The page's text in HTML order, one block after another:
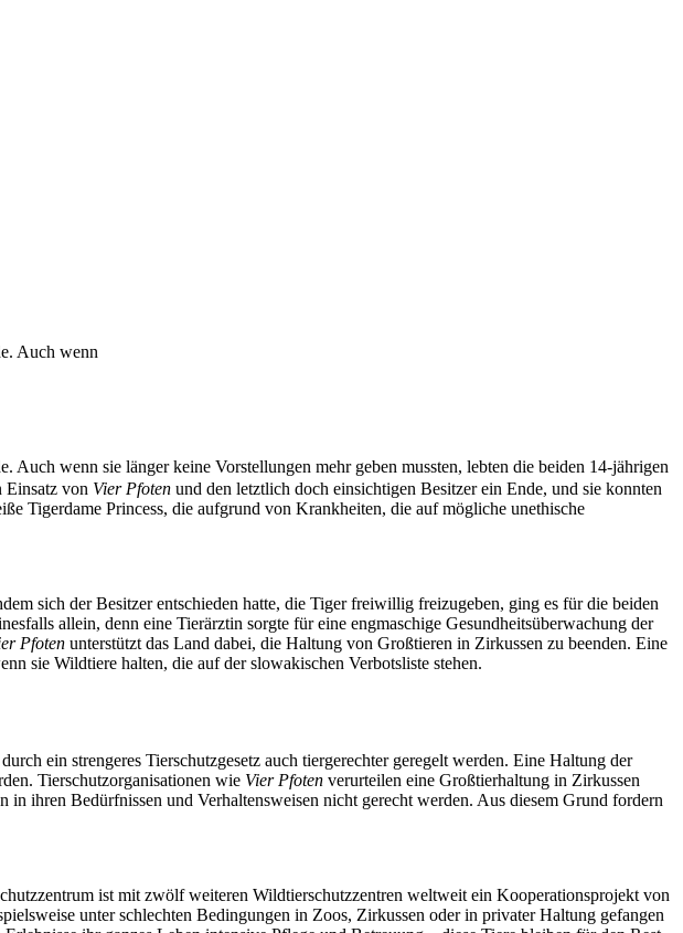
Auch wenn
wenn sie länger keine Vorstellungen mehr geben mussten, lebten die beiden 14-jährigen
Einsatz von Vier Pfoten und den letztlich doch einsichtigen Besitzer ein Ende, und sie konnten
Tigerdame Princess, die aufgrund von Krankheiten, die auf mögliche unethische
sich der Besitzer entschieden hatte, die Tiger freiwillig freizugeben, ging es für die beiden
allein, denn eine Tierärztin sorgte für eine engmaschige Gesundheitsüberwachung der
Pfoten unterstützt das Land dabei, die Haltung von Großtieren in Zirkussen zu beenden. Eine
sie Wildtiere halten, die auf der slowakischen Verbotsliste stehen.
ein strengeres Tierschutzgesetz auch tiergerechter geregelt werden. Eine Haltung der
Tierschutzorganisationen wie Vier Pfoten verurteilen eine Großtierhaltung in Zirkussen
ihren Bedürfnissen und Verhaltensweisen nicht gerecht werden. Aus diesem Grund fordern
ist mit zwölf weiteren Wildtierschutzzentren weltweit ein Kooperationsprojekt von
unter schlechten Bedingungen in Zoos, Zirkussen oder in privater Haltung gefangen